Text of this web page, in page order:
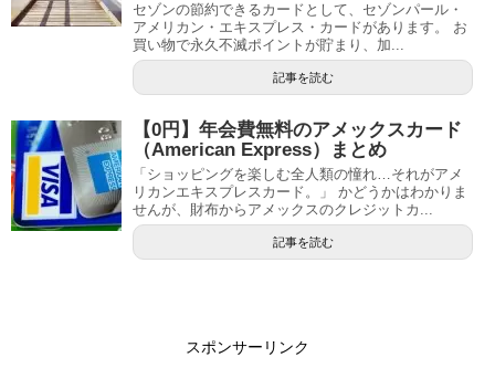
セゾンの節約できるカードとして、セゾンパール・
アメリカン・エキスプレス・カードがあります。 お
買い物で永久不滅ポイントが貯まり、加...
記事を読む
【0円】年会費無料のアメックスカード
（American Express）まとめ
「ショッピングを楽しむ全人類の憧れ…それがアメ
リカンエキスプレスカード。」 かどうかはわかりま
せんが、財布からアメックスのクレジットカ...
記事を読む
スポンサーリンク